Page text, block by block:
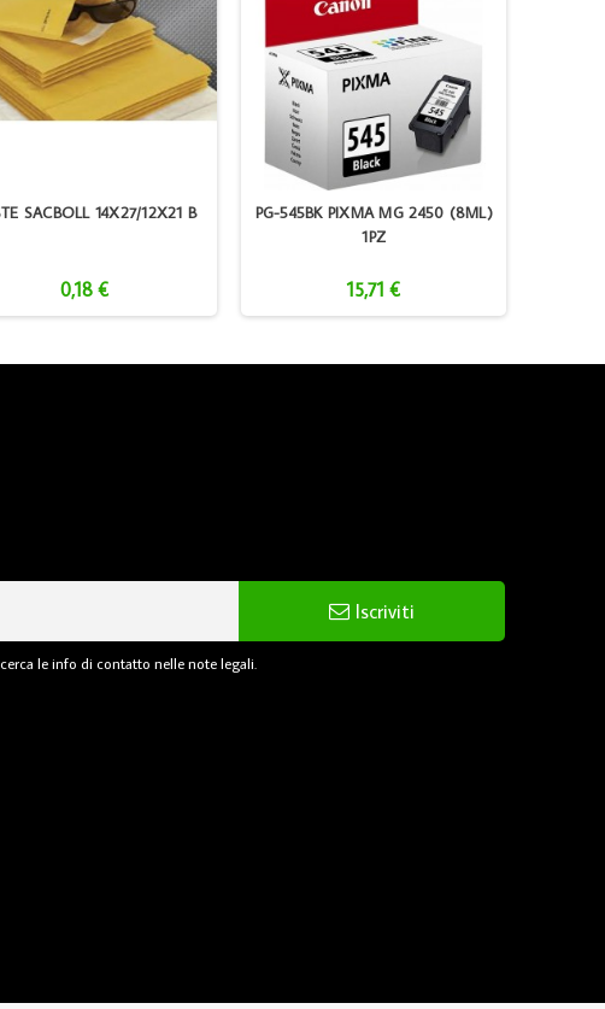
SACBOLL 14X27/12X21 B
0,18 €
PG-545BK PIXMA MG 2450 (8ML)
1PZ
15,71 €
Iscriviti
le info di contatto nelle note legali.